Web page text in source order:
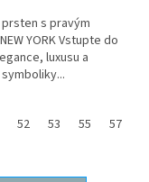
s pravým
YORK Vstupte do
luxusu a
52 53 55 57